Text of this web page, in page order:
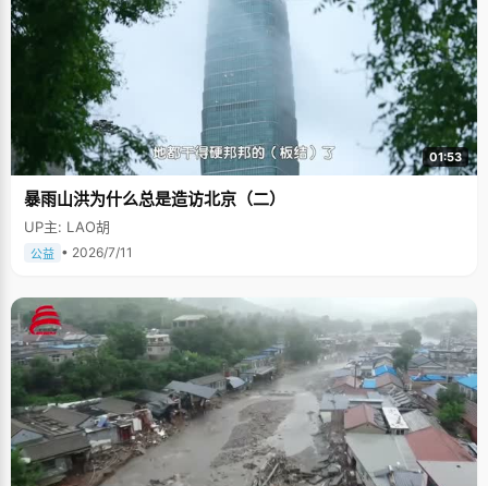
01:53
暴雨山洪为什么总是造访北京（二）
UP主: LAO胡
公益 • 2026/7/11